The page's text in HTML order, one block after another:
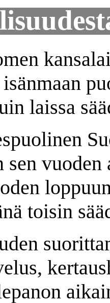
laissa
vuoden
toisin